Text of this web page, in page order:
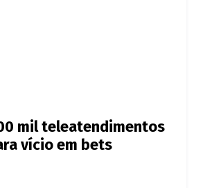
mil teleatendimentos
vício em bets